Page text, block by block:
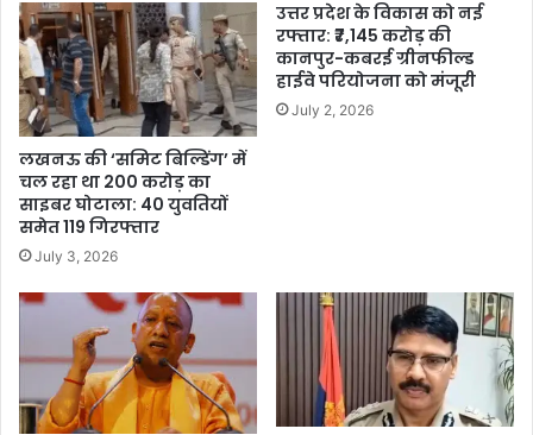
लखनऊ की ‘समिट बिल्डिंग’ में
चल रहा था 200 करोड़ का
साइबर घोटाला: 40 युवतियों
समेत 119 गिरफ्तार
July 3, 2026
उत्तर प्रदेश के विकास को नई
रफ्तार: ₹7,145 करोड़ की
कानपुर-कबरई ग्रीनफील्ड
हाईवे परियोजना को मंजूरी
July 2, 2026